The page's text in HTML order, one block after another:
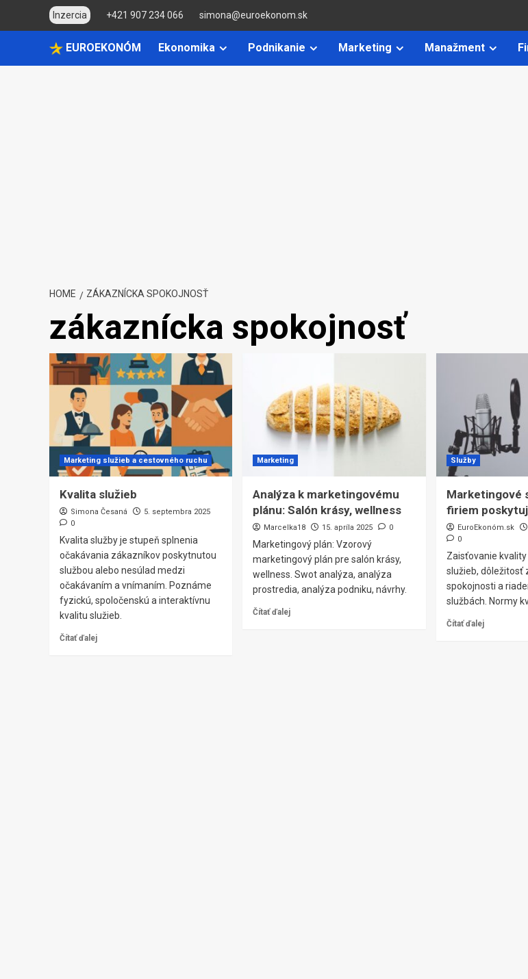
Inzercia +421 907 234 066 simona@euroekonom.sk
EUROEKONÓM Ekonomika Podnikanie Marketing Manažment
HOME ZÁKAZNÍCKA SPOKOJNOSŤ
zákaznícka spokojnosť
Marketing služieb a cestovného ruchu
Kvalita služieb
Simona Česaná
5. septembra 2025
0
Kvalita služby je stupeň splnenia
očakávania zákazníkov poskytnutou
službou alebo nesúlad medzi
očakávaním a vnímaním. Poznáme
fyzickú, spoločenskú a interaktívnu
kvalitu služieb.
Čítať ďalej
Marketing
Analýza k marketingovému
plánu: Salón krásy, wellness
Marcelka18 15. apríla 2025 0
Marketingový plán: Vzorový
marketingový plán pre salón krásy,
wellness. Swot analýza, analýza
prostredia, analýza podniku, návrhy.
Čítať ďalej
Služby
Marketingové
firiem
EuroEkonóm.sk
0
Zaisťovanie
služieb, dôležitosť
spokojnosti a
službách. Normy
Čítať ďalej